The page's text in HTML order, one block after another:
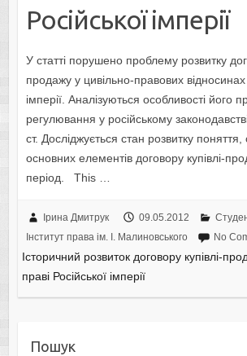
Російської імперії
У статті порушено проблему розвитку
продажу у цивільно-правових відносинах
імперії. Аналізуються особливості його
регулювання у російському
ст. Досліджується стан розвитку поняття,
основних елементів договору купівлі-
період. This …
Ірина Дмитрук 09.05.2012
Інститут права ім. І. Малиновського
No
Історичний розвиток договору купівлі-
праві Російської імперії
Пошук